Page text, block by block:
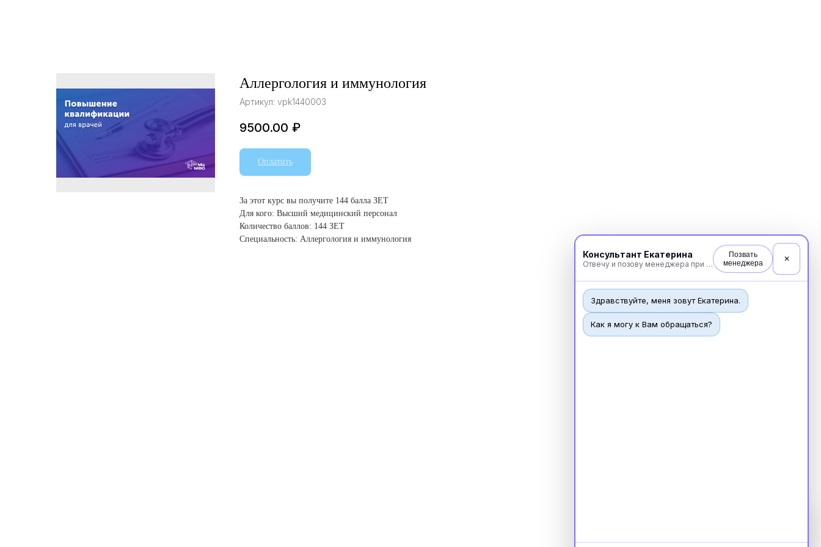
Консультант Екатерина
Отвечу и позову менеджера при необходимости
Позвать
менеджера
✕
Здравствуйте, меня зовут Екатерина.
Как я могу к Вам обращаться?
Аллергология и иммунология
Артикул: vpk1440003
9500.00 ₽
Оплатить
За этот курс вы получите 144 балла ЗЕТ
Для кого: Высший медицинский персонал
Количество баллов: 144 ЗЕТ
Специальность: Аллергология и иммунология